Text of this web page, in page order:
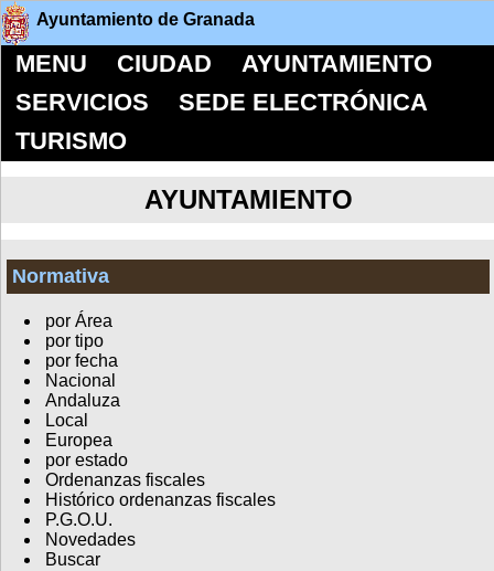
Ayuntamiento de Granada
MENU CIUDAD
AYUNTAMIENTO
SERVICIOS
SEDE ELECTRÓNICA
TURISMO
AYUNTAMIENTO
Normativa
por Área
por tipo
por fecha
Nacional
Andaluza
Local
Europea
por estado
Ordenanzas fiscales
Histórico ordenanzas fiscales
P.G.O.U.
Novedades
Buscar